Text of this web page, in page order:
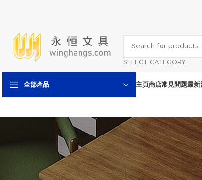
SELECT CATEGORY
全部產品 主頁商店常見問題最新